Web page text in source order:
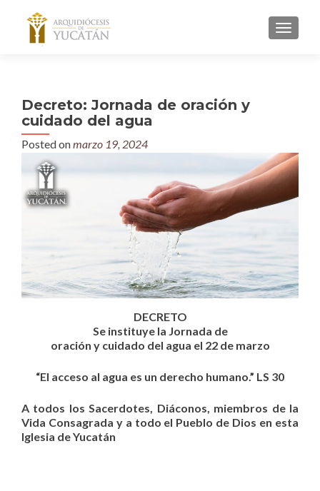
MENU
Decreto: Jornada de oración y
cuidado del agua
Posted onmarzo 19, 2024
DECRETO
Se instituye la Jornada de
oración y cuidado del agua el 22 de marzo
“El acceso al agua es un derecho humano.” LS 30
A todos los Sacerdotes, Diáconos, miembros de la
Vida Consagrada y a todo el Pueblo de Dios en esta
Iglesia de Yucatán